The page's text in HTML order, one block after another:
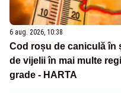
6 aug. 2026, 10:38
Cod roșu de caniculă în
de vijelii în mai multe
grade - HARTA